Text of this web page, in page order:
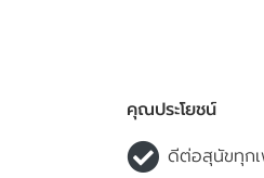
คุณประโยชน์
ดีต่อสุนัขทุก